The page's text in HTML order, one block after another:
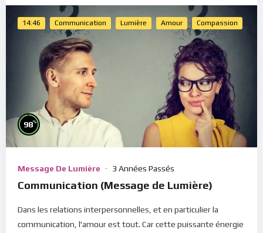
14:46 Communication Lumière Amour Compassion
98%
Message De Lumière 3 Années Passés
Communication (Message de Lumière)
Dans les relations interpersonnelles, et en particulier la
communication, l'amour est tout. Car cette puissante énergie